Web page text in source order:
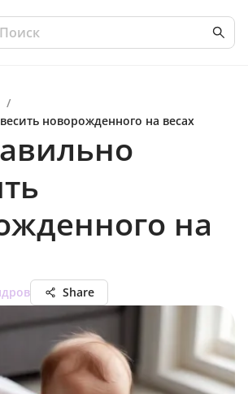
/
новорожденного на весах
на
Share